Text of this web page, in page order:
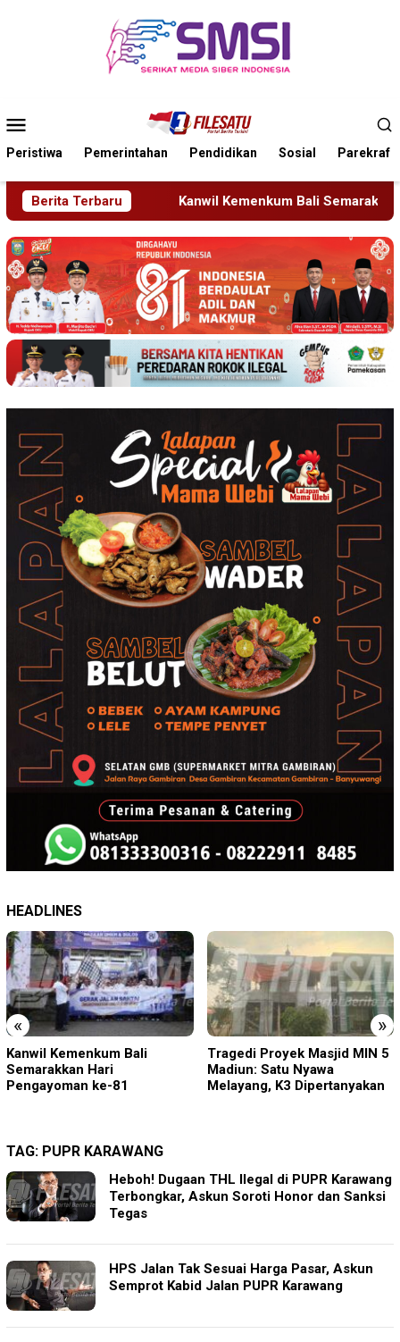
Mobile
Peristiwa Pemerintahan Pendidikan Sosial Parekraf
Berita Terbaru
Kemenkum Bali Semarakkan Hari Pengayoman ke-81
HEADLINES
« »
Tragedi Proyek Masjid MIN 5
Madiun: Satu Nyawa
Melayang, K3 Dipertanyakan
KA BIAS Terhenti, Lima KA
Ikut Terdampak, KAI Daop 7
Gerak Cepat Pulihkan
TAG: PUPR KARAWANG
Heboh! Dugaan THL Ilegal di PUPR Karawang
Terbongkar, Askun Soroti Honor dan Sanksi
Tegas
HPS Jalan Tak Sesuai Harga Pasar, Askun
Semprot Kabid Jalan PUPR Karawang